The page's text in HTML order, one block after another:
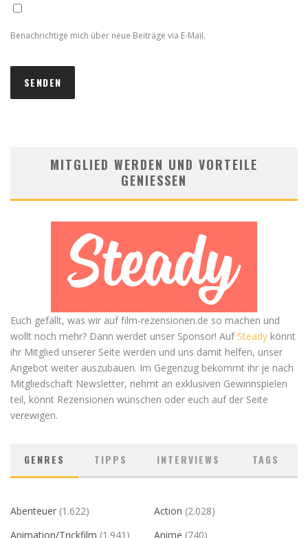
Benachrichtige mich über neue Beiträge via E-Mail.
MITGLIED WERDEN UND VORTEILE
GENIESSEN
Euch gefällt, was wir auf film-rezensionen.de so machen und
wollt noch mehr? Dann werdet unser Sponsor! AufSteady könnt
ihr Mitglied unserer Seite werden und uns damit helfen, unser
Angebot weiter auszubauen. Im Gegenzug bekommt ihr je nach
Mitgliedschaft Newsletter, nehmt an exklusiven Gewinnspielen
teil, könnt Rezensionen wünschen oder euch auf der Seite
verewigen.
GENRES TIPPS INTERVIEWS TAGS
Abenteuer (1.622) Action (2.028)
Animation/Trickfilm (1.941) Anime (740)